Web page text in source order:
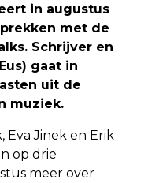
in augustus
met de
Schrijver en
gaat in
uit de
muziek.
Eva Jinek en Erik
op drie
meer over